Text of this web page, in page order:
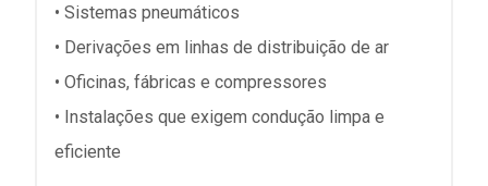
• Sistemas pneumáticos
• Derivações em linhas de distribuição de ar
• Oficinas, fábricas e compressores
• Instalações que exigem condução limpa e
eficiente